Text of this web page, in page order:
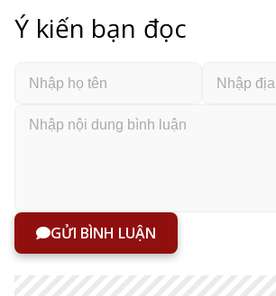
Ý kiến bạn đọc
GỬI BÌNH LUẬN